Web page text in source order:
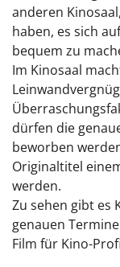
anderen
haben, es sich
bequem zu
Im Kinosaal
dürfen die
beworben
Originaltitel
werden.
Zu sehen gibt es
genauen
Film für Kino-